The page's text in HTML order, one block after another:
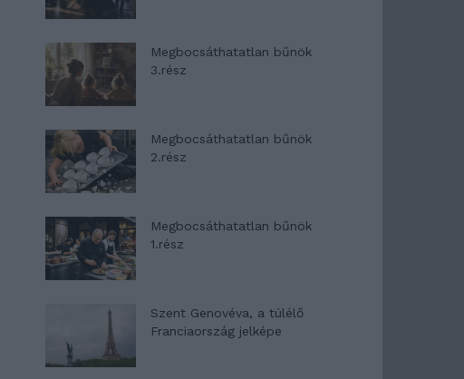
Megbocsáthatatlan bűnök
3.rész
Megbocsáthatatlan bűnök
2.rész
Megbocsáthatatlan bűnök
1.rész
Szent Genovéva, a túlélő
Franciaország jelképe